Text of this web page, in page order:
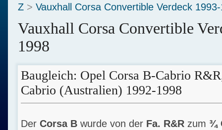
Z > Vauxhall Corsa Convertible Verdeck
Vauxhall Corsa Convertible
1998
Baugleich: Opel Corsa B-Cabrio
Cabrio (Australien) 1992-1998
Der Corsa B wurde von der Fa. R&R zum ¾